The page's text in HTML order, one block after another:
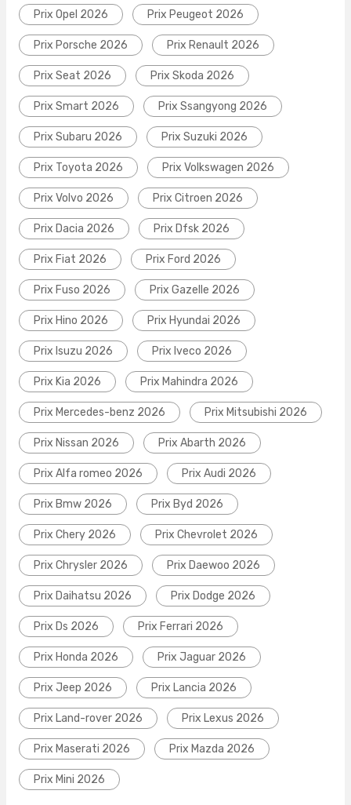
Prix Opel 2026 Prix Peugeot 2026
Prix Porsche 2026 Prix Renault 2026
Prix Seat 2026 Prix Skoda 2026
Prix Smart 2026 Prix Ssangyong 2026
Prix Subaru 2026 Prix Suzuki 2026
Prix Toyota 2026 Prix Volkswagen 2026
Prix Volvo 2026 Prix Citroen 2026
Prix Dacia 2026 Prix Dfsk 2026
Prix Fiat 2026 Prix Ford 2026
Prix Fuso 2026 Prix Gazelle 2026
Prix Hino 2026 Prix Hyundai 2026
Prix Isuzu 2026 Prix Iveco 2026
Prix Kia 2026 Prix Mahindra 2026
Prix Mercedes-benz 2026 Prix Mitsubishi 2026
Prix Nissan 2026 Prix Abarth 2026
Prix Alfa romeo 2026 Prix Audi 2026
Prix Bmw 2026 Prix Byd 2026
Prix Chery 2026 Prix Chevrolet 2026
Prix Chrysler 2026 Prix Daewoo 2026
Prix Daihatsu 2026 Prix Dodge 2026
Prix Ds 2026 Prix Ferrari 2026
Prix Honda 2026 Prix Jaguar 2026
Prix Jeep 2026 Prix Lancia 2026
Prix Land-rover 2026 Prix Lexus 2026
Prix Maserati 2026 Prix Mazda 2026
Prix Mini 2026